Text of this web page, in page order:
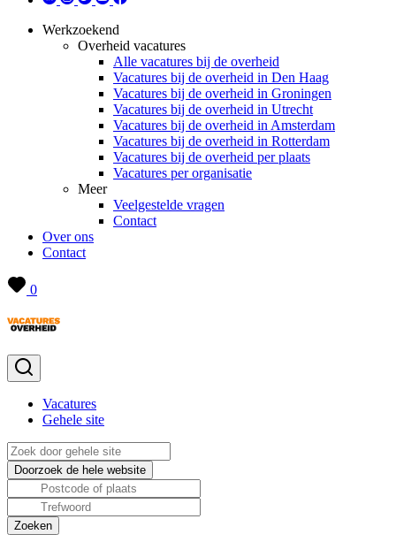
Werkzoekend
Overheid vacatures
Alle vacatures bij de overheid
Vacatures bij de overheid in Den Haag
Vacatures bij de overheid in Groningen
Vacatures bij de overheid in Utrecht
Vacatures bij de overheid in Amsterdam
Vacatures bij de overheid in Rotterdam
Vacatures bij de overheid per plaats
Vacatures per organisatie
Meer
Veelgestelde vragen
Contact
Over ons
Contact
0
Vacatures
Gehele site